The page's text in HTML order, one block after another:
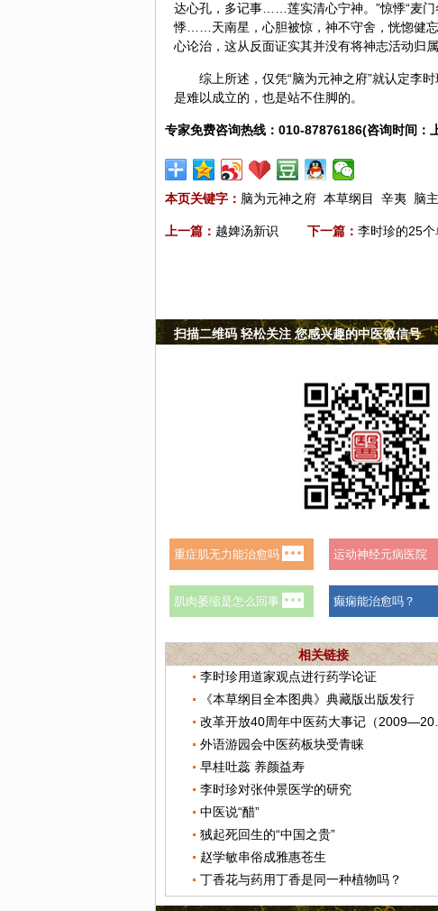
达心孔，多记事……莲实清心宁神。”惊悸“麦门
悸…… 天南星 ，心胆被惊，神不守舍，恍惚
心论治，这从反面证实其并没有将神志活动归
综上所述，仅凭“脑为元神之府”就认定李
是难以成立的，也是站不住脚的。
专家免费咨询热线：010-87876186(咨询时间：
本页关键字： 脑为元神之府 本草纲目 辛夷 脑
上一篇： 越婢汤新识 下一篇： 李时珍的25
扫描二维码 轻松关注 您感兴趣的中医微信号
相关链接
李时珍用道家观点进行药学论证
《本草纲目全本图典》典藏版出版发行
外语游园会中医药板块受青睐
早桂吐蕊 养颜益寿
李时珍对张仲景医学的研究
中医说“醋”
狨起死回生的“中国之贵”
赵学敏串俗成雅惠苍生
丁香花与药用丁香是同一种植物吗？